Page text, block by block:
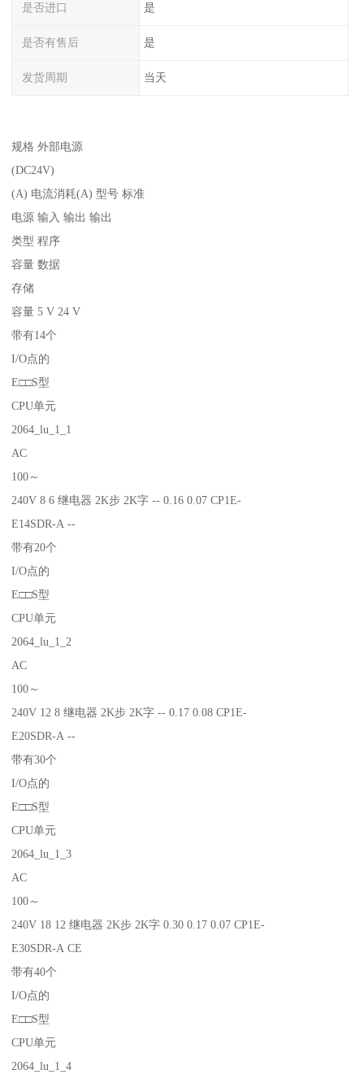
是否进口 是
是否有售后 是
发货周期 当天
规格 外部电源
(DC24V)
(A) 电流消耗(A) 型号 标准
电源 输入 输出 输出
类型 程序
容量 数据
存储
容量 5 V 24 V
带有14个
I/O点的
E□□S型
CPU单元
2064_lu_1_1
AC
100～
240V 8 6 继电器 2K步 2K字 -- 0.16 0.07 CP1E-
E14SDR-A --
带有20个
I/O点的
E□□S型
CPU单元
2064_lu_1_2
AC
100～
240V 12 8 继电器 2K步 2K字 -- 0.17 0.08 CP1E-
E20SDR-A --
带有30个
I/O点的
E□□S型
CPU单元
2064_lu_1_3
AC
100～
240V 18 12 继电器 2K步 2K字 0.30 0.17 0.07 CP1E-
E30SDR-A CE
带有40个
I/O点的
E□□S型
CPU单元
2064_lu_1_4